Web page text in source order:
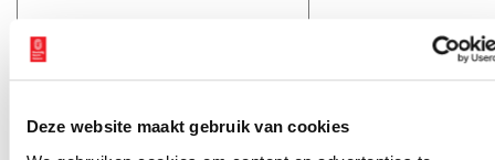
Deze website maakt gebruik van cookies
E-mail
Vink dit aan als u op de hoogte gehouden wil worden.